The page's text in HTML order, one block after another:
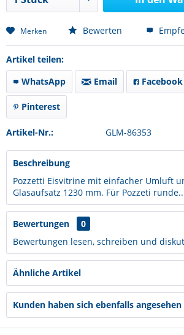
Merken Bewerten
Artikel teilen:
WhatsApp
Email Facebook
Pinterest
Artikel-Nr.: GLM-86353
Beschreibung
Pozzetti Eisvitrine mit einfacher Umluft
Glasaufsatz 1230 mm. Für Pozzeti
Bewertungen
0
Bewertungen lesen, schreiben und
Ähnliche Artikel
Kunden haben sich ebenfalls angesehen